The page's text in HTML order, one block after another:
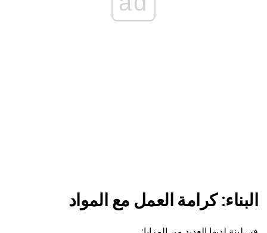
البناء: كرامة العمل مع المواد